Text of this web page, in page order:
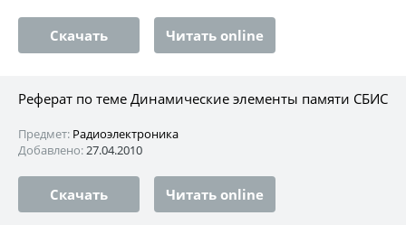
Скачать Читать online
Реферат по теме Динамические элементы памяти СБИС
Предмет: Радиоэлектроника
Добавлено:27.04.2010
Скачать Читать online